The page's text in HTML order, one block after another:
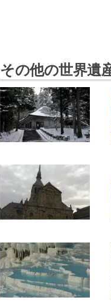
その他の世界遺